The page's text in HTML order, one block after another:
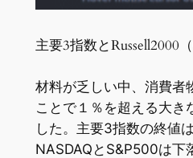
主要3指数とRussell2000
材料が乏しい中、消費者
ことで１％を超える大き
した。主要3指数の終値
NASDAQとS&P500は下